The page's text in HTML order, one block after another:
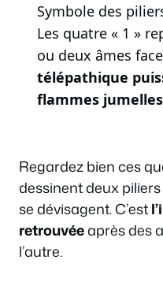
Symbole des
Les quatre « 1 »
ou deux âmes
télépathique
flammes jumelles
Regardez bien ces
dessinent deux
se dévisagent. C’est
retrouvéeaprès des
l’autre.